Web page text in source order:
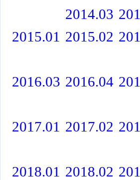
2014.03
2015.01 2015.02
2016.03 2016.04
2017.01 2017.02
2018.01 2018.02